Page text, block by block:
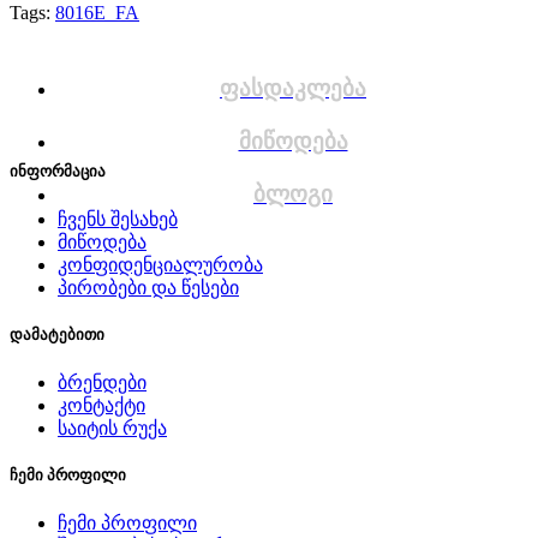
Tags: 8016E_FA
ფასდაკლება
მიწოდება
ბლოგი
ინფორმაცია
ჩვენს შესახებ
მიწოდება
კონფიდენციალურობა
პირობები და წესები
დამატებითი
ბრენდები
კონტაქტი
საიტის რუქა
ჩემი პროფილი
ჩემი პროფილი